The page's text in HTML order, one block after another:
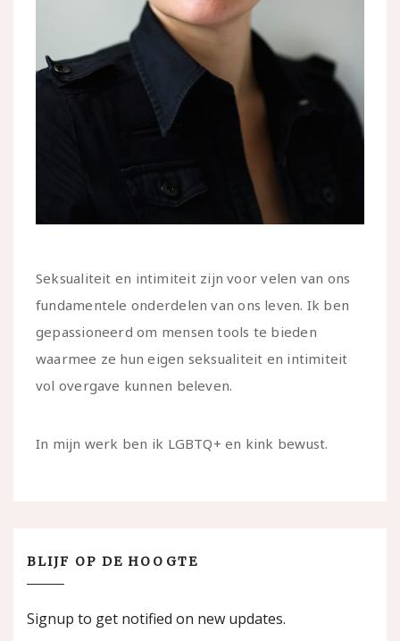
Seksualiteit en intimiteit zijn voor velen van ons
fundamentele onderdelen van ons leven. Ik ben
gepassioneerd om mensen tools te bieden
waarmee ze hun eigen seksualiteit en intimiteit
vol overgave kunnen beleven.
In mijn werk ben ik LGBTQ+ en kink bewust.
BLIJF OP DE HOOGTE